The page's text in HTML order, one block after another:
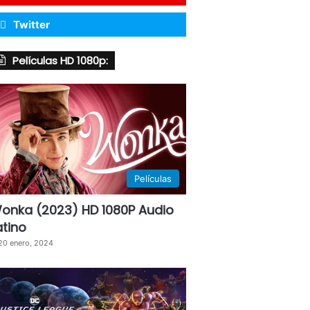
Twitter
Películas HD 1080p:
Películas
(2023) HD 1080P Audio
enero, 2024